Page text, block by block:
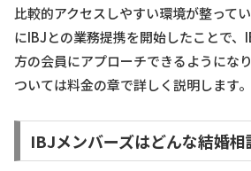
比較的アクセスしやすい環境が整って
にIBJとの業務提携を開始したことで、
方の会員にアプローチできるようにな
ついては料金の章で詳しく説明します。
IBJメンバーズはどんな結婚相